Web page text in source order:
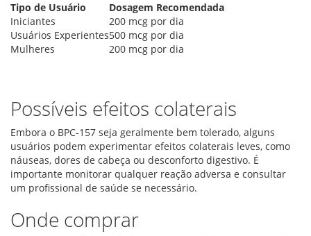
Tipo de Usuário
Dosagem Recomendada
Iniciantes
200 mcg por dia
Usuários Experientes500 mcg por dia
Mulheres
200 mcg por dia
Possíveis efeitos colaterais
Embora o BPC-157 seja geralmente bem tolerado, alguns
usuários podem experimentar efeitos colaterais leves, como
náuseas, dores de cabeça ou desconforto digestivo. É
importante monitorar qualquer reação adversa e consultar
um profissional de saúde se necessário.
Onde comprar